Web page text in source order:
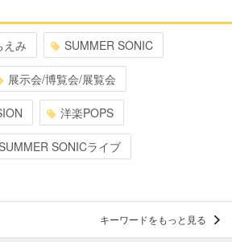
えみ SUMMER SONIC
展示会/博覧会/展覧会
洋楽POPS
SONICライブ
キーワードをもっと見る